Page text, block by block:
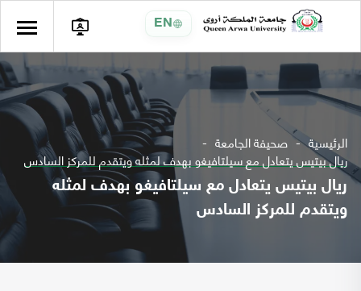
EN
الرئيسية صحيفة الجامعة
ريال بيتيس يتعادل مع سيلتافيغو بهدف لمثله ويتقدم للمركز السادس
ريال بيتيس يتعادل مع سيلتافيغو بهدف لمثله
ويتقدم للمركز السادس